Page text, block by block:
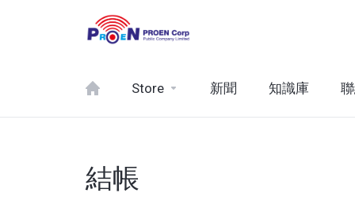
Store 新聞 知識庫
結帳